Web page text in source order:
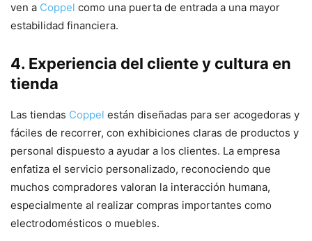
ven a Coppel como una puerta de entrada a una mayor
estabilidad financiera.
4. Experiencia del cliente y cultura en
tienda
Las tiendas Coppel están diseñadas para ser acogedoras y
fáciles de recorrer, con exhibiciones claras de productos y
personal dispuesto a ayudar a los clientes. La empresa
enfatiza el servicio personalizado, reconociendo que
muchos compradores valoran la interacción humana,
especialmente al realizar compras importantes como
electrodomésticos o muebles.